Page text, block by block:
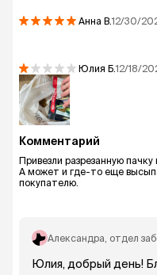
Анна В.12/30/
Юлия Б.12/18/
Комментарий
Привезли разрезанную
А может и где-то еще
покупателю.
Александра , отдел
Юлия, добрый день!